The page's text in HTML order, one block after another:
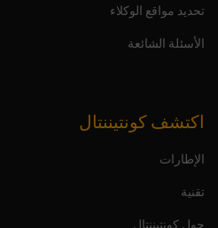
تحديد مواقع الوكلاء
الأسئلة الشائعة
اكتشف كونتيننتال
الإطارات
تقنية